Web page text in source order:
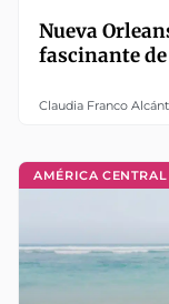
Nueva
fascinante
Claudia Franco
AMÉRICA